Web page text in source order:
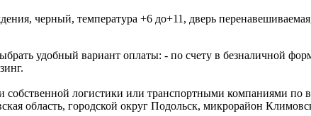
черный, температура +6 до+11, дверь
удобный вариант оплаты: - по счету в безналичной
логистики или транспортными компаниями по
область, городcкой округ Подольск, микрорайон